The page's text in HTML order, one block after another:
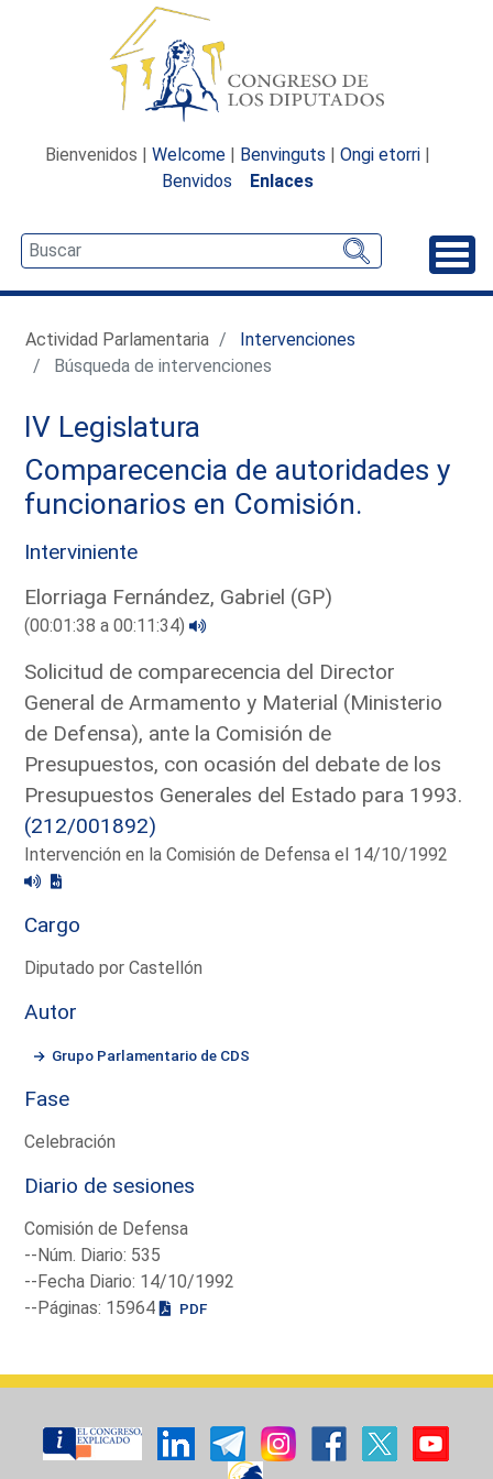
Bienvenidos | Welcome | Benvinguts | Ongi etorri |
Benvidos
Enlaces
Actividad Parlamentaria
Intervenciones
Búsqueda de intervenciones
IV Legislatura
Comparecencia de autoridades y
funcionarios en Comisión.
Interviniente
Elorriaga Fernández, Gabriel (GP)
(00:01:38 a 00:11:34)
Solicitud de comparecencia del Director
General de Armamento y Material (Ministerio
de Defensa), ante la Comisión de
Presupuestos, con ocasión del debate de los
Presupuestos Generales del Estado para 1993.
(212/001892)
Intervención en la Comisión de Defensa el 14/10/1992
Cargo
Diputado por Castellón
Autor
Grupo Parlamentario de CDS
Fase
Celebración
Diario de sesiones
Comisión de Defensa
--Núm. Diario: 535
--Fecha Diario: 14/10/1992
--Páginas: 15964
PDF